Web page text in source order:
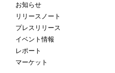
お知らせ
リリースノート
プレスリリース
イベント情報
レポート
マーケット